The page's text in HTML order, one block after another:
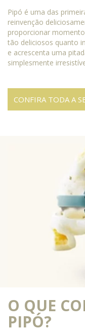
Pipó é uma das
reinvenção
proporcionar
tão deliciosos quanto
e acrescenta uma
simplesmente
CONFIRA TODA A
O QUE
PIPÓ?